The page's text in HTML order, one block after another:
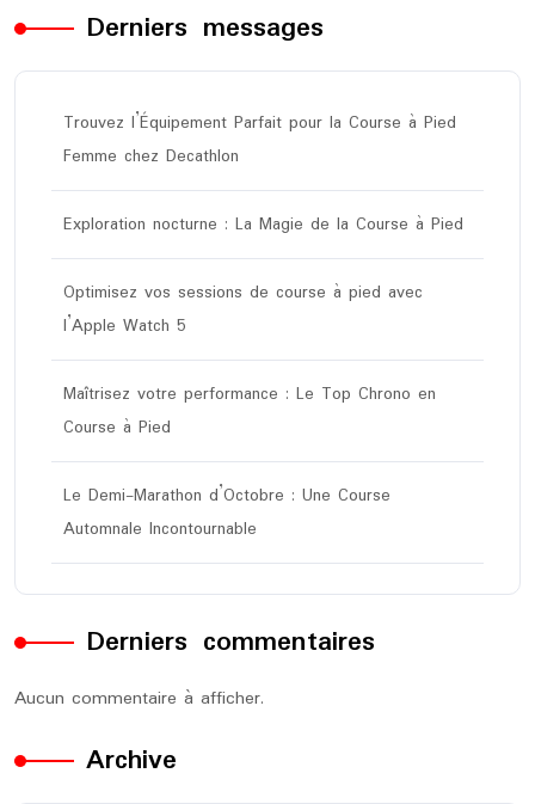
Derniers messages
Trouvez l’Équipement Parfait pour la Course à Pied
Femme chez Decathlon
Exploration nocturne : La Magie de la Course à Pied
Optimisez vos sessions de course à pied avec
l’Apple Watch 5
Maîtrisez votre performance : Le Top Chrono en
Course à Pied
Le Demi-Marathon d’Octobre : Une Course
Automnale Incontournable
Derniers commentaires
Aucun commentaire à afficher.
Archive